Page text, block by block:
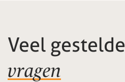
Veel gestelde
vragen